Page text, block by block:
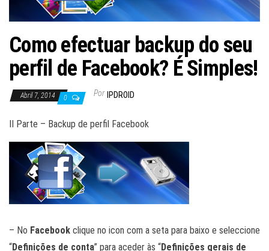
Como efectuar backup do seu
perfil de Facebook? É Simples!
Abril 7, 2014 0 Por IPDROID
II Parte – Backup de perfil Facebook
– No Facebook clique no icon com a seta para baixo e seleccione
“Definições de conta” para aceder às “Definições gerais de